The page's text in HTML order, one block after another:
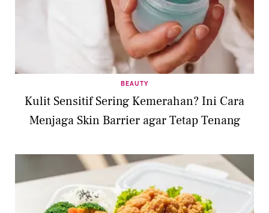
BEAUTY
Kulit Sensitif Sering Kemerahan? Ini Cara
Menjaga Skin Barrier agar Tetap Tenang